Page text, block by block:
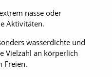
nasse oder
Aktivitäten.
wasserdichte und
Vielzahl an körperlich
Freien.